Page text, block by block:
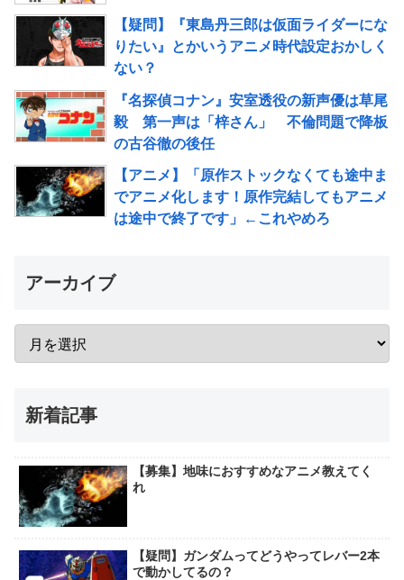
【疑問】『東島丹三郎は仮面ライダーにな
りたい』とかいうアニメ時代設定おかしく
ない？
『名探偵コナン』安室透役の新声優は草尾
毅 第一声は「梓さん」 不倫問題で降板
の古谷徹の後任
【アニメ】「原作ストックなくても途中ま
でアニメ化します！原作完結してもアニメ
は途中で終了です」←これやめろ
アーカイブ
新着記事
【募集】地味におすすめなアニメ教えてく
れ
【疑問】ガンダムってどうやってレバー2本
で動かしてるの？